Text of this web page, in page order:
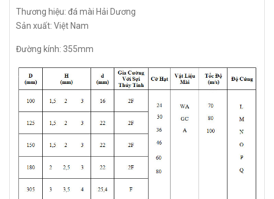
Thương hiệu: đá mài Hải Dương
Sản xuất: Việt Nam
Đường kính: 355mm